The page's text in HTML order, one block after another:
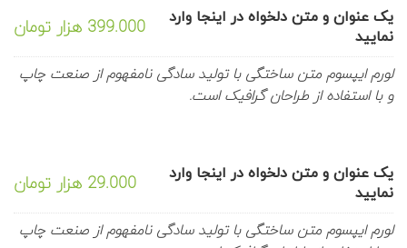
یک عنوان و متن دلخواه در اینجا وارد
نمایید
399.000 هزار تومان
لورم ایپسوم متن ساختگی با تولید سادگی نامفهوم از صنعت چاپ
و با استفاده از طراحان گرافیک است.
یک عنوان و متن دلخواه در اینجا وارد
نمایید
29.000 هزار تومان
لورم ایپسوم متن ساختگی با تولید سادگی نامفهوم از صنعت چاپ